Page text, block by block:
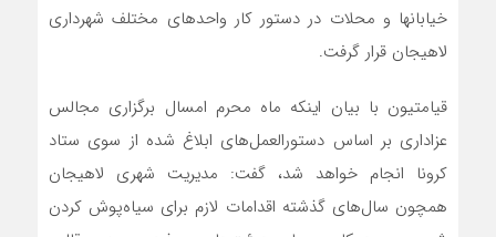
خیابانها و محلات در دستور کار واحدهای مختلف شهرداری
لاهیجان قرار گرفت.
قیامتیون با بیان اینکه ماه محرم امسال برگزاری مجالس
عزاداری بر اساس دستورالعمل‌های ابلاغ شده از سوی ستاد
کرونا انجام خواهد شد، گفت: مدیریت شهری لاهیجان
همچون سال‌های گذشته اقدامات لازم برای سیاه‌پوش کردن